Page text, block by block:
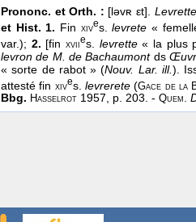
Prononc. et Orth. : [ləvʀ εt].
et Hist. 1. Fin xives.levrete«
var.); 2. [fin xviies. levrette« la plus
levron de M. de Bachaumont ds
« sorte de rabot » (Nouv. Lar. ill.).
attesté fin xives.levrerete(Gace de la
Bbg. Hasselrot 1957, p. 203. - Quem.